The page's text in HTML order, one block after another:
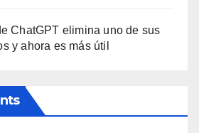
ChatGPT elimina uno de sus
y ahora es más útil